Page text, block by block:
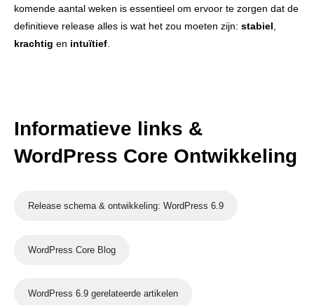
komende aantal weken is essentieel om ervoor te zorgen dat de
definitieve release alles is wat het zou moeten zijn: stabiel
krachtig en intuïtief
Informatieve links &
WordPress Core Ontwikkeling
Release schema & ontwikkeling: WordPress 6.9
WordPress Core Blog
WordPress 6.9 gerelateerde artikelen